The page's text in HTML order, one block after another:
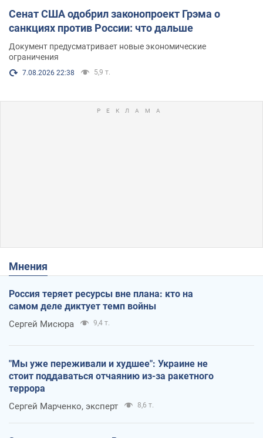
Сенат США одобрил законопроект Грэма о
санкциях против России: что дальше
Документ предусматривает новые экономические
ограничения
7.08.2026 22:38 5,9 т.
Мнения
Россия теряет ресурсы вне плана: кто на
самом деле диктует темп войны
Сергей Мисюра 9,4 т.
"Мы уже переживали и худшее": Украине не
стоит поддаваться отчаянию из-за ракетного
террора
Сергей Марченко, эксперт 8,6 т.